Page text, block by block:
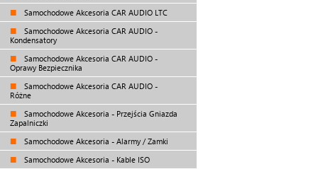
Samochodowe Akcesoria CAR AUDIO LTC
Samochodowe Akcesoria CAR AUDIO -
Kondensatory
Samochodowe Akcesoria CAR AUDIO -
Oprawy Bezpiecznika
Samochodowe Akcesoria CAR AUDIO -
Różne
Samochodowe Akcesoria - Przejścia Gniazda
Zapalniczki
Samochodowe Akcesoria - Alarmy / Zamki
Samochodowe Akcesoria - Kable ISO